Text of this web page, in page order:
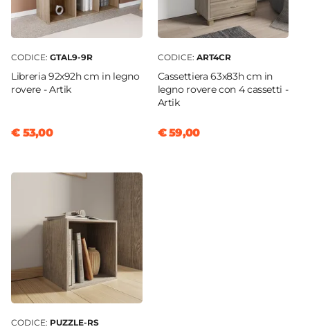
CODICE: GTAL9-9R
Libreria 92x92h cm in legno
rovere - Artik
€ 53,00
CODICE: ART4CR
Cassettiera 63x83h cm in
legno rovere con 4 cassetti -
Artik
€ 59,00
CODICE: PUZZLE-RS